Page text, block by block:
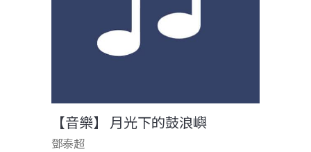
【音樂】 月光下的鼓浪嶼
鄧泰超